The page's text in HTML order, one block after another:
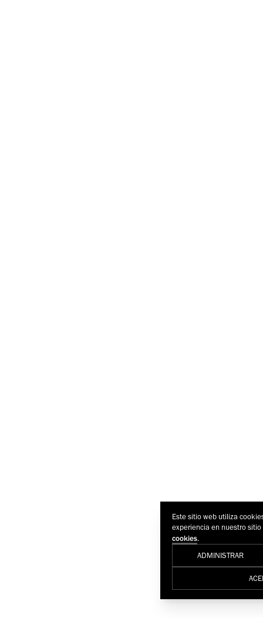
Este sitio web utiliza
experiencia en nuestro
cookies.
ADMINISTRAR